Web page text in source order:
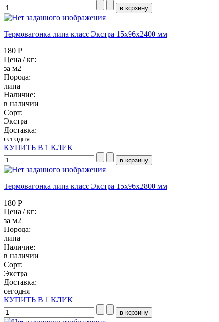
Термовагонка липа класс Экстра 15x96x2400 мм
180 Р
Цена / кг:
за м2
Порода:
липа
Наличие:
в наличии
Сорт:
Экстра
Доставка:
сегодня
КУПИТЬ В 1 КЛИК
Термовагонка липа класс Экстра 15x96x2800 мм
180 Р
Цена / кг:
за м2
Порода:
липа
Наличие:
в наличии
Сорт:
Экстра
Доставка:
сегодня
КУПИТЬ В 1 КЛИК